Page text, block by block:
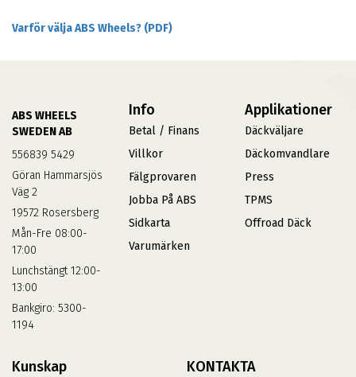
Varför välja ABS Wheels? (PDF)
ABS WHEELS
SWEDEN AB
556839 5429
Göran Hammarsjös
Väg 2
19572 Rosersberg
Mån-Fre 08:00-
17:00
Lunchstängt 12:00-
13:00
Bankgiro: 5300-
1194
Info
Betal / Finans
Villkor
Fälgprovaren
Jobba På ABS
Sidkarta
Varumärken
Applikationer
Däckväljare
Däckomvandlare
Press
TPMS
Offroad Däck
Kunskap KONTAKTA